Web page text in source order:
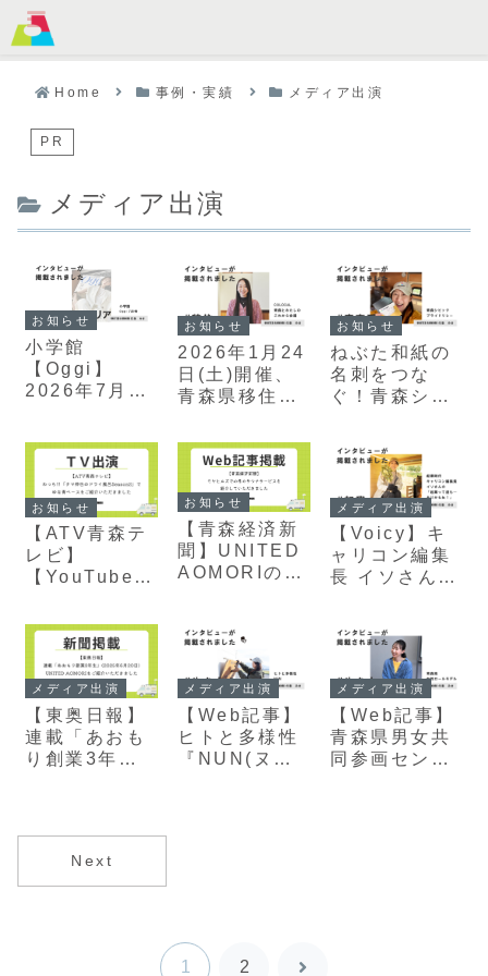
Home 事例・実績 メディア出演
PR
メディア出演
お知らせ
小学館
【Oggi】
2026年7月号
未希のインタ
ビューを掲載
していただき
ました
お知らせ
2026年1月24
日(土)開催、
青森県移住交
「青森とわた
しのこれから
会議」に
UNITED
AOMORI冨岡
未希が登壇！
インタビュー
コロカル)』に
掲載していた
だきました
お知らせ
ねぶた和紙の
名刺をつな
ぐ！青森シビ
UNITED
AOMORI冨岡
未希が参加し
ました
お知らせ
【ATV青森テ
レビ】
【YouTubeリ
年1月21日
(水)放送 わっ
ち‼「タマ伸也
のドライ風呂
Season2」で
ゆな青ベース
をご紹介いた
だきました
お知らせ
【青森経済新
聞】UNITED
AOMORIのモ
ービスを紹介
していただき
ました
メディア出演
【Voicy】キ
ャリコン編集
長 イソさんの
ね！」に
UNITED
AOMORI冨岡
未希のインタ
ビューを掲載
していただき
ました(2025
メディア出演
【東奥日報】
連載「あおも
り創業3年
ました(2025
年6月20日)
メディア出演
【Web記事】
ヒトと多様性
『NUN(ヌ
メディア出演
【Web記事】
青森県男女共
同参画センタ
Next
1 2
MENU